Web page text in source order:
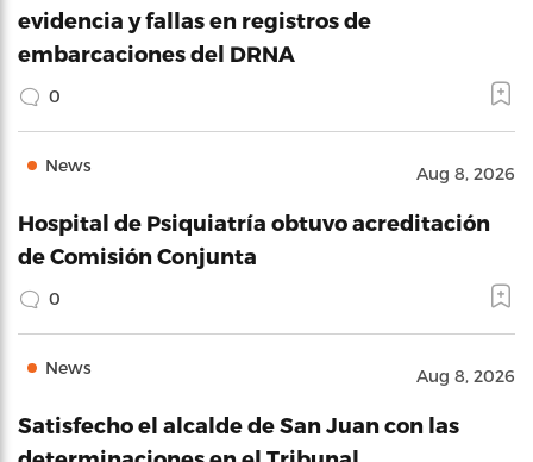
evidencia y fallas en registros de
embarcaciones del DRNA
0
News Aug 8, 2026
Hospital de Psiquiatría obtuvo acreditación
de Comisión Conjunta
0
News Aug 8, 2026
Satisfecho el alcalde de San Juan con las